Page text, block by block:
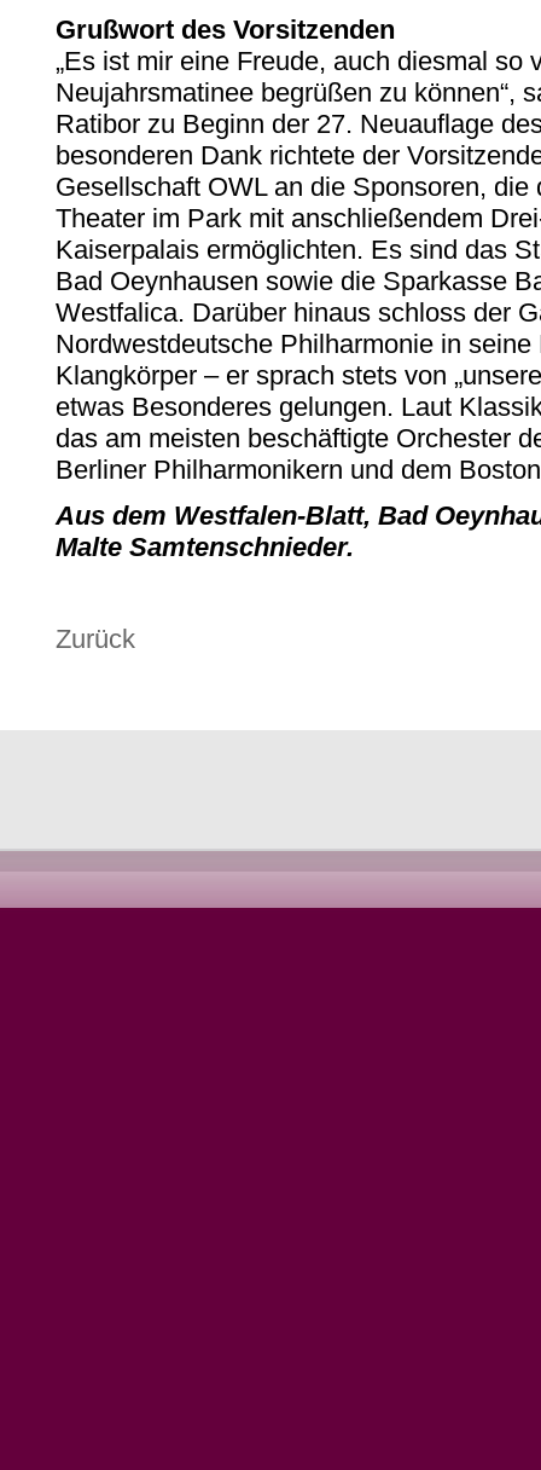
Grußwort des Vorsitzenden
„Es ist mir eine Freude, auch diesmal so
Neujahrsmatinee begrüßen zu können“,
Ratibor zu Beginn der 27. Neuauflage
besonderen Dank richtete der
Gesellschaft OWL an die Sponsoren,
Theater im Park mit anschließendem
Kaiserpalais ermöglichten. Es sind das
Bad Oeynhausen sowie die Sparkasse
Westfalica. Darüber hinaus schloss der
Nordwestdeutsche Philharmonie in
Klangkörper – er sprach stets von
etwas Besonderes gelungen. Laut
das am meisten beschäftigte Orchester
Berliner Philharmonikern und dem
Aus dem Westfalen-Blatt, Bad
Malte Samtenschnieder.
Zurück